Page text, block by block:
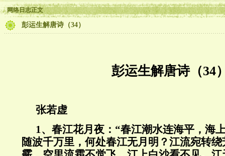
网络日志正文
彭运生解唐诗（34）
彭运生解唐诗（34
张若虚
1、春江花月夜：“春江潮水连海平，海
随波千万里，何处春江无月明？江流宛转